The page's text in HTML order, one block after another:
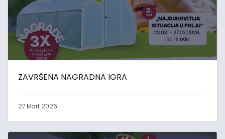
ZAVRŠENA NAGRADNA IGRA
27 Mart 2026